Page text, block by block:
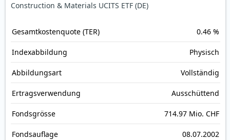
Construction & Materials UCITS ETF (DE)
Gesamt­kosten­quote (TER) 0.46 %
Index­abbildung Physisch
Abbildungs­art Vollständig
Ertrags­verwendung Ausschüttend
Fonds­grösse 714.97 Mio. CHF
Fonds­auflage 08.07.2002